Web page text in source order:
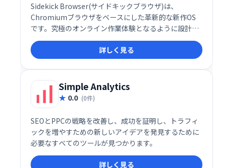
Sidekick Browser(サイドキックブラウザ)は、
Chromiumブラウザをベースにした革新的な新作OS
です。究極のオンライン作業体験となるように設計さ
れており、チームと使用するすべてのWebツールをす
べて1つのインターフェイスにまとめています。
詳しく見る
Simple Analytics
0.0 (0件)
SEOとPPCの戦略を改善し、成功を証明し、トラフィ
ックを増やすための新しいアイデアを発見するために
必要なすべてのツールが見つかります。
詳しく見る